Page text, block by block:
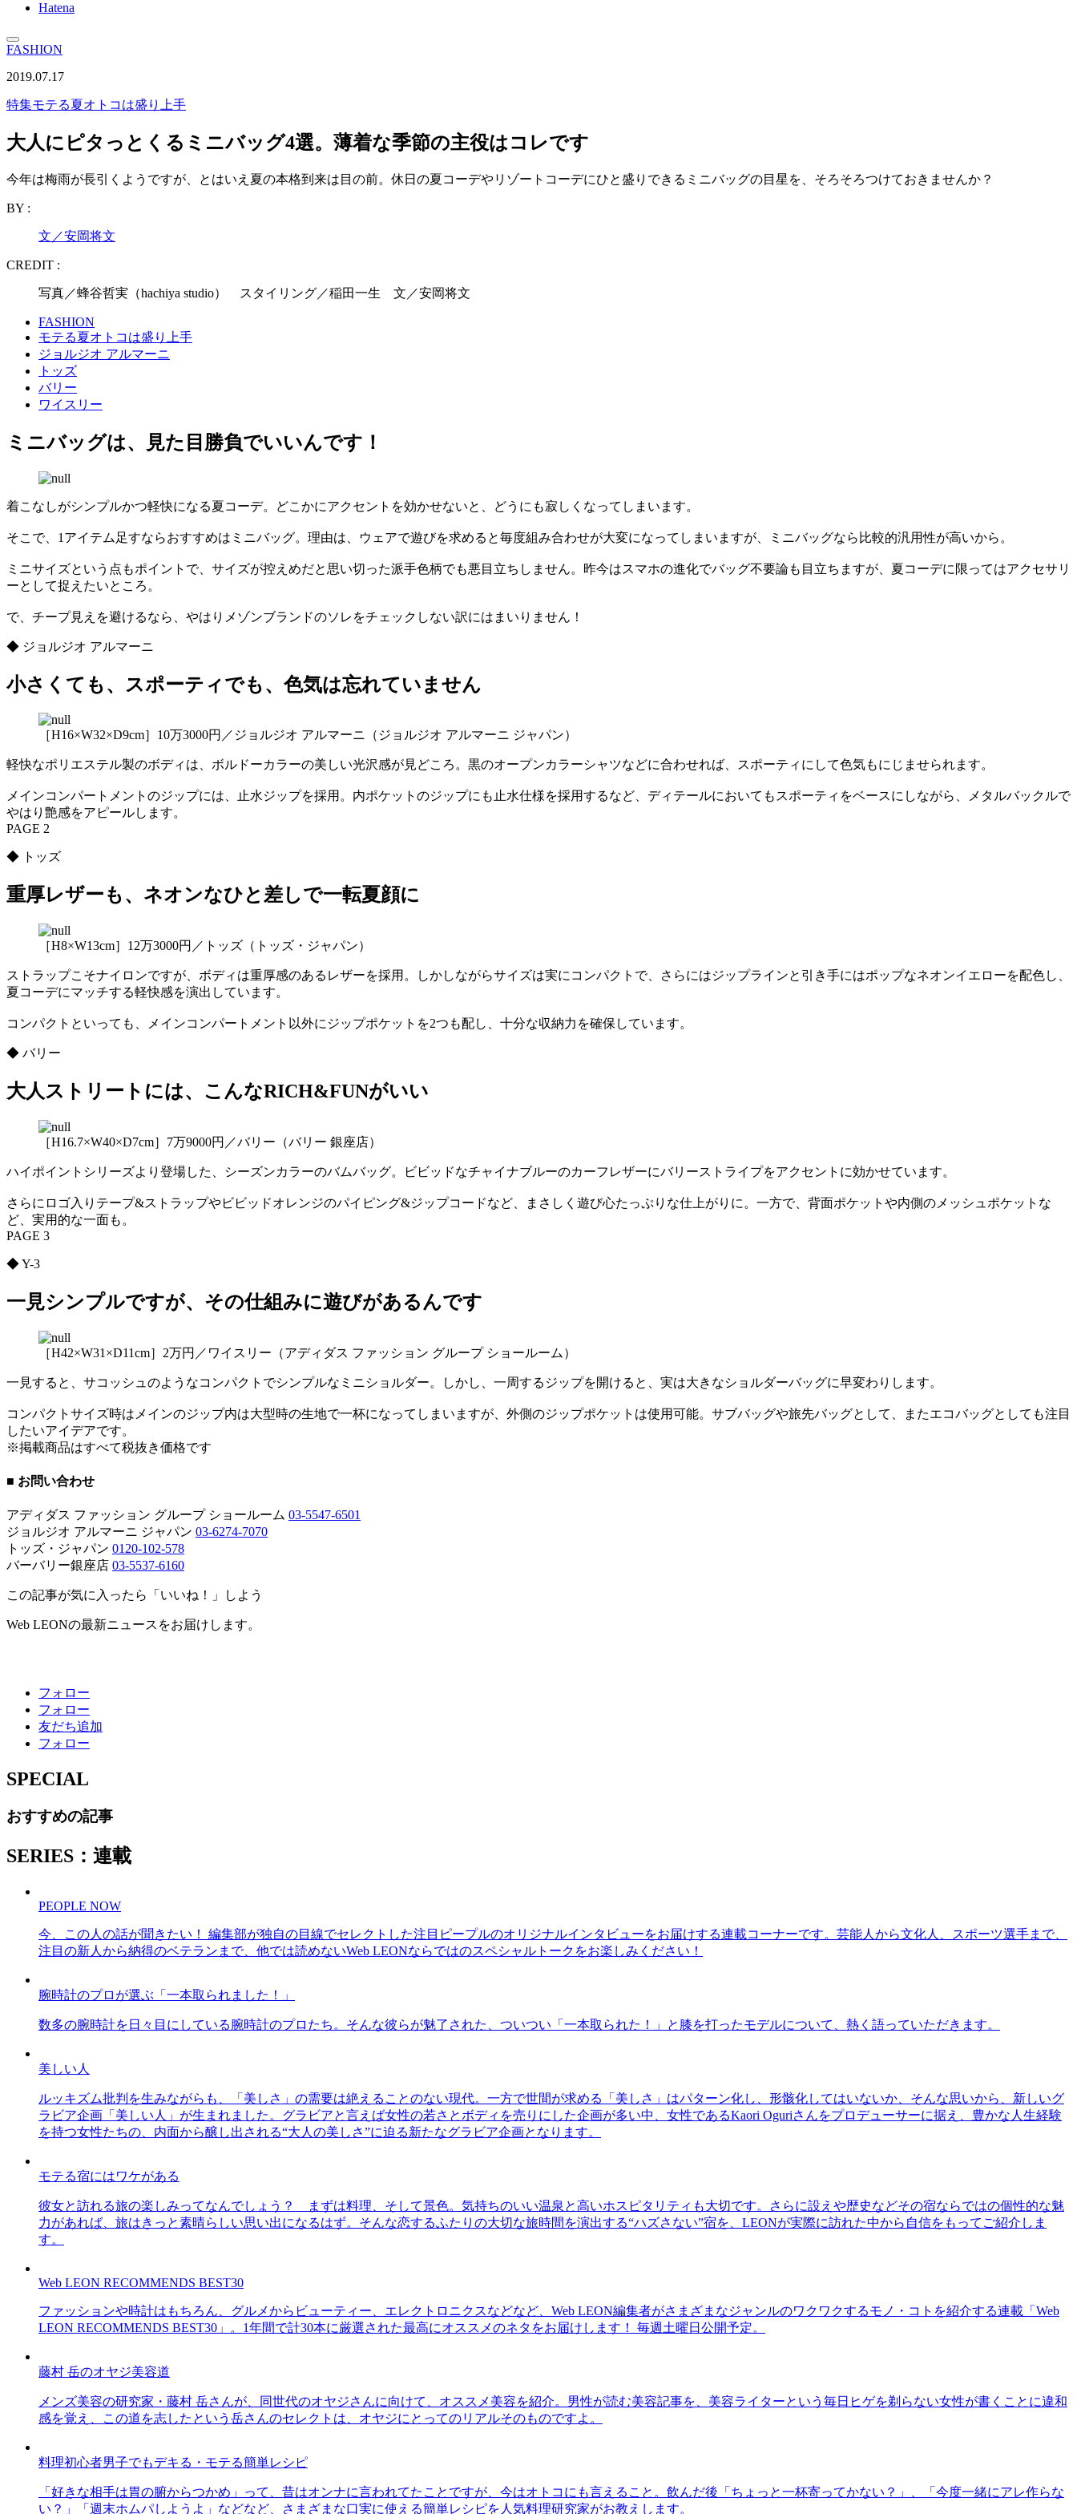
Hatena
FASHION
2019.07.17
特集モテる夏オトコは盛り上手
大人にピタっとくるミニバッグ4選。薄着な季節の主役はコレです
今年は梅雨が長引くようですが、とはいえ夏の本格到来は目の前。休日の夏コーデやリゾートコーデにひと盛りできるミニバッグの目星を、そろそろつけておきませんか？
BY :
文／安岡将文
CREDIT :
写真／蜂谷哲実（hachiya studio） スタイリング／稲田一生 文／安岡将文
FASHION
モテる夏オトコは盛り上手
ジョルジオ アルマーニ
トッズ
バリー
ワイスリー
ミニバッグは、見た目勝負でいいんです！
着こなしがシンプルかつ軽快になる夏コーデ。どこかにアクセントを効かせないと、どうにも寂しくなってしまいます。
そこで、1アイテム足すならおすすめはミニバッグ。理由は、ウェアで遊びを求めると毎度組み合わせが大変になってしまいますが、ミニバッグなら比較的汎用性が高いから。
ミニサイズという点もポイントで、サイズが控えめだと思い切った派手色柄でも悪目立ちしません。昨今はスマホの進化でバッグ不要論も目立ちますが、夏コーデに限ってはアクセサリ
ーとして捉えたいところ。
で、チープ見えを避けるなら、やはりメゾンブランドのソレをチェックしない訳にはまいりません！
◆ ジョルジオ アルマーニ
小さくても、スポーティでも、色気は忘れていません
［H16×W32×D9cm］10万3000円／ジョルジオ アルマーニ（ジョルジオ アルマーニ ジャパン）
軽快なポリエステル製のボディは、ボルドーカラーの美しい光沢感が見どころ。黒のオープンカラーシャツなどに合わせれば、スポーティにして色気もにじませられます。
メインコンパートメントのジップには、止水ジップを採用。内ポケットのジップにも止水仕様を採用するなど、ディテールにおいてもスポーティをベースにしながら、メタルバックルで
やはり艶感をアピールします。
PAGE 2
◆ トッズ
重厚レザーも、ネオンなひと差しで一転夏顔に
［H8×W13cm］12万3000円／トッズ（トッズ・ジャパン）
ストラップこそナイロンですが、ボディは重厚感のあるレザーを採用。しかしながらサイズは実にコンパクトで、さらにはジップラインと引き手にはポップなネオンイエローを配色し、
夏コーデにマッチする軽快感を演出しています。
コンパクトといっても、メインコンパートメント以外にジップポケットを2つも配し、十分な収納力を確保しています。
◆ バリー
大人ストリートには、こんなRICH&FUNがいい
［H16.7×W40×D7cm］7万9000円／バリー（バリー 銀座店）
ハイポイントシリーズより登場した、シーズンカラーのバムバッグ。ビビッドなチャイナブルーのカーフレザーにバリーストライプをアクセントに効かせています。
さらにロゴ入りテープ&ストラップやビビッドオレンジのパイピング&ジップコードなど、まさしく遊び心たっぷりな仕上がりに。一方で、背面ポケットや内側のメッシュポケットな
ど、実用的な一面も。
PAGE 3
◆ Y-3
一見シンプルですが、その仕組みに遊びがあるんです
［H42×W31×D11cm］2万円／ワイスリー（アディダス ファッション グループ ショールーム）
一見すると、サコッシュのようなコンパクトでシンプルなミニショルダー。しかし、一周するジップを開けると、実は大きなショルダーバッグに早変わりします。
コンパクトサイズ時はメインのジップ内は大型時の生地で一杯になってしまいますが、外側のジップポケットは使用可能。サブバッグや旅先バッグとして、またエコバッグとしても注目
したいアイデアです。
※掲載商品はすべて税抜き価格です
■ お問い合わせ
アディダス ファッション グループ ショールーム 03-5547-6501
ジョルジオ アルマーニ ジャパン 03-6274-7070
トッズ・ジャパン 0120-102-578
バーバリー銀座店 03-5537-6160
この記事が気に入ったら「いいね！」しよう
Web LEONの最新ニュースをお届けします。
フォロー
フォロー
友だち追加
フォロー
SPECIAL
おすすめの記事
SERIES：連載
PEOPLE NOW
今、この人の話が聞きたい！ 編集部が独自の目線でセレクトした注目ピープルのオリジナルインタビューをお届けする連載コーナーです。芸能人から文化人、スポーツ選手まで、
注目の新人から納得のベテランまで、他では読めないWeb LEONならではのスペシャルトークをお楽しみください！
腕時計のプロが選ぶ「一本取られました！」
数多の腕時計を日々目にしている腕時計のプロたち。そんな彼らが魅了された、ついつい「一本取られた！」と膝を打ったモデルについて、熱く語っていただきます。
美しい人
ルッキズム批判を生みながらも、「美しさ」の需要は絶えることのない現代。一方で世間が求める「美しさ」はパターン化し、形骸化してはいないか、そんな思いから、新しいグ
ラビア企画「美しい人」が生まれました。グラビアと言えば女性の若さとボディを売りにした企画が多い中、女性であるKaori Oguriさんをプロデューサーに据え、豊かな人生経験
を持つ女性たちの、内面から醸し出される“大人の美しさ”に迫る新たなグラビア企画となります。
モテる宿にはワケがある
彼女と訪れる旅の楽しみってなんでしょう？ まずは料理、そして景色。気持ちのいい温泉と高いホスピタリティも大切です。さらに設えや歴史などその宿ならではの個性的な魅
力があれば、旅はきっと素晴らしい思い出になるはず。そんな恋するふたりの大切な旅時間を演出する“ハズさない”宿を、LEONが実際に訪れた中から自信をもってご紹介しま
す。
Web LEON RECOMMENDS BEST30
ファッションや時計はもちろん、グルメからビューティー、エレクトロニクスなどなど、Web LEON編集者がさまざまなジャンルのワクワクするモノ・コトを紹介する連載「Web
LEON RECOMMENDS BEST30」。1年間で計30本に厳選された最高にオススメのネタをお届けします！ 毎週土曜日公開予定。
藤村 岳のオヤジ美容道
メンズ美容の研究家・藤村 岳さんが、同世代のオヤジさんに向けて、オススメ美容を紹介。男性が読む美容記事を、美容ライターという毎日ヒゲを剃らない女性が書くことに違和
感を覚え、この道を志したという岳さんのセレクトは、オヤジにとってのリアルそのものですよ。
料理初心者男子でもデキる・モテる簡単レシピ
「好きな相手は胃の腑からつかめ」って、昔はオンナに言われてたことですが、今はオトコにも言えること。飲んだ後「ちょっと一杯寄ってかない？」、「今度一緒にアレ作らな
い？」「週末ホムパしようよ」などなど、さまざまな口実に使える簡単レシピを人気料理研究家がお教えします。